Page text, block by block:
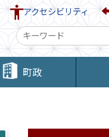
アクセシビリティ
検
索
キ
ー町政